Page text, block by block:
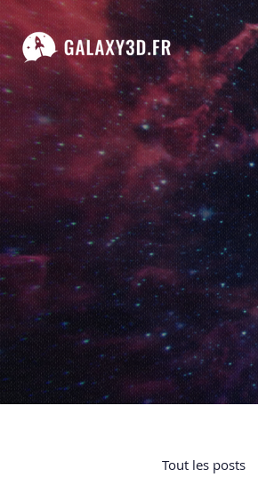
Tout les posts